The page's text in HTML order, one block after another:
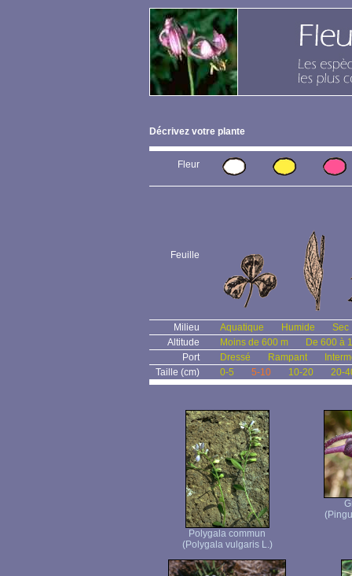
Décrivez votre plante
Fleur
Feuille
Milieu Aquatique Humide
Sec
Altitude
Moins de 600 m
De 600 à
Port
Dressé Rampant
Taille (cm)
0-5 5-10 10-20 20-
Polygala commun
(Polygala vulgaris L.)